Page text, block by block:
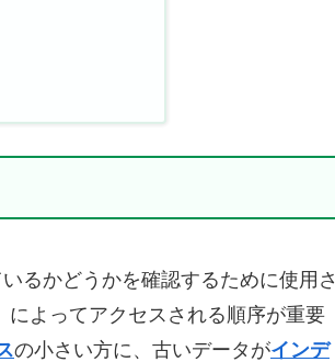
るかどうかを確認するために使用さ
によってアクセスされる順序が重要
の小さい方に、古いデータがインデ